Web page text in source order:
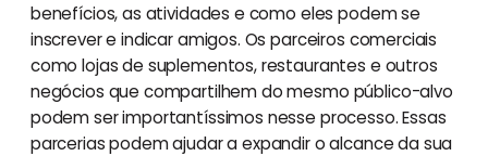
benefícios, as atividades e como eles podem se
inscrever e indicar amigos. Os parceiros comerciais
como lojas de suplementos, restaurantes e outros
negócios que compartilhem do mesmo público-alvo
podem ser importantíssimos nesse processo. Essas
parcerias podem ajudar a expandir o alcance da sua